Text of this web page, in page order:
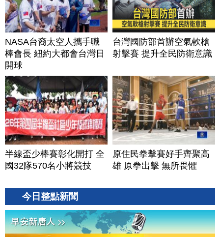
NASA台裔太空人攜手職
棒會長 紐約大都會台灣日
開球
台灣國防部首辦空氣軟槍
射擊賽 提升全民防衛意識
半線盃少棒賽彰化開打 全
國32隊570名小將競技
原住民拳擊賽好手齊聚高
雄 原拳出擊 無所畏懼
今日整點新聞